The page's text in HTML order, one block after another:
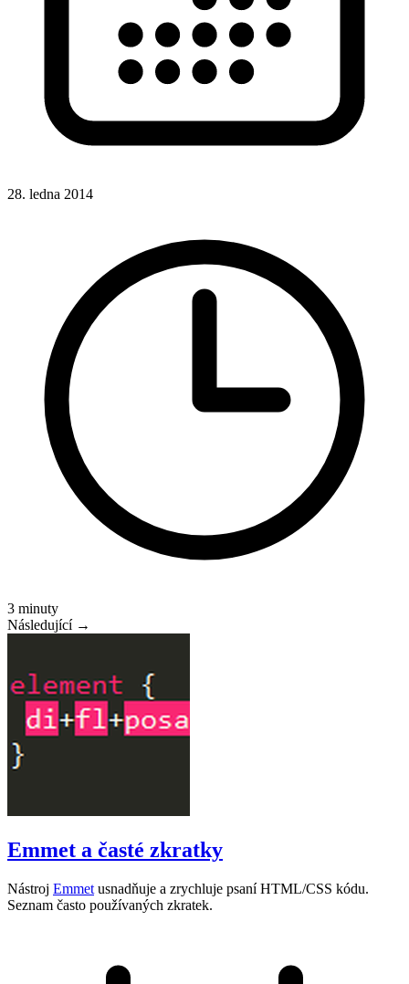
28. ledna 2014
3 minuty
Následující →
Emmet a časté zkratky
Nástroj Emmet usnadňuje a zrychluje psaní HTML/CSS kódu.
Seznam často používaných zkratek.